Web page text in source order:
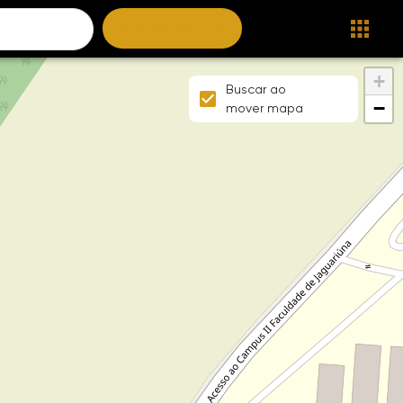
+
−
Buscar ao
mover mapa